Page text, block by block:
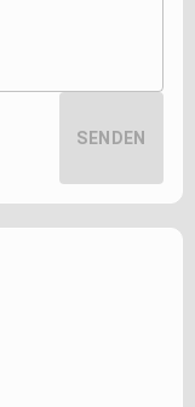
SENDEN